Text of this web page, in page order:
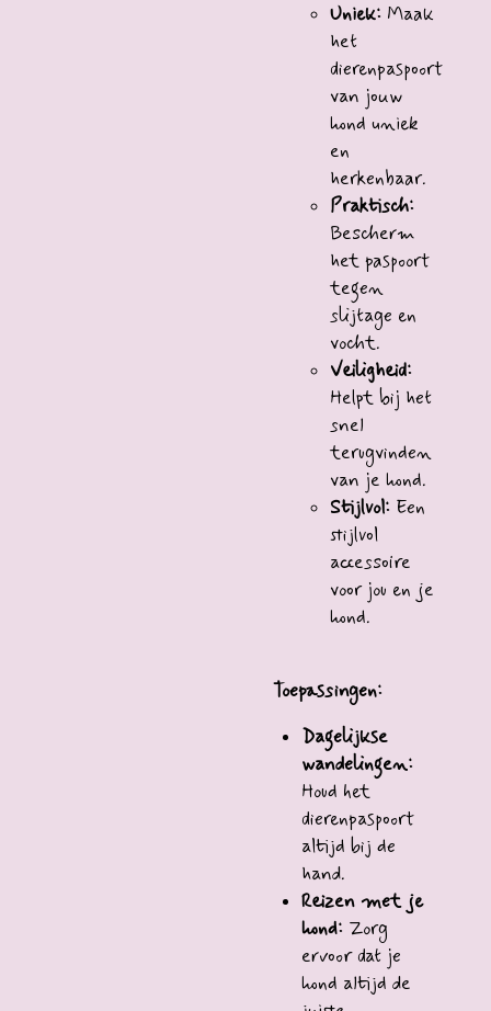
Uniek: Maak
het
dierenpaspoort
van jouw
hond uniek
en
herkenbaar.
Praktisch:
Bescherm
het paspoort
tegen
slijtage en
vocht.
Veiligheid:
Helpt bij het
snel
terugvinden
van je hond.
Stijlvol: Een
stijlvol
accessoire
voor jou en je
hond.
Toepassingen:
Dagelijkse
wandelingen:
Houd het
dierenpaspoort
altijd bij de
hand.
Reizen met je
hond: Zorg
ervoor dat je
hond altijd de